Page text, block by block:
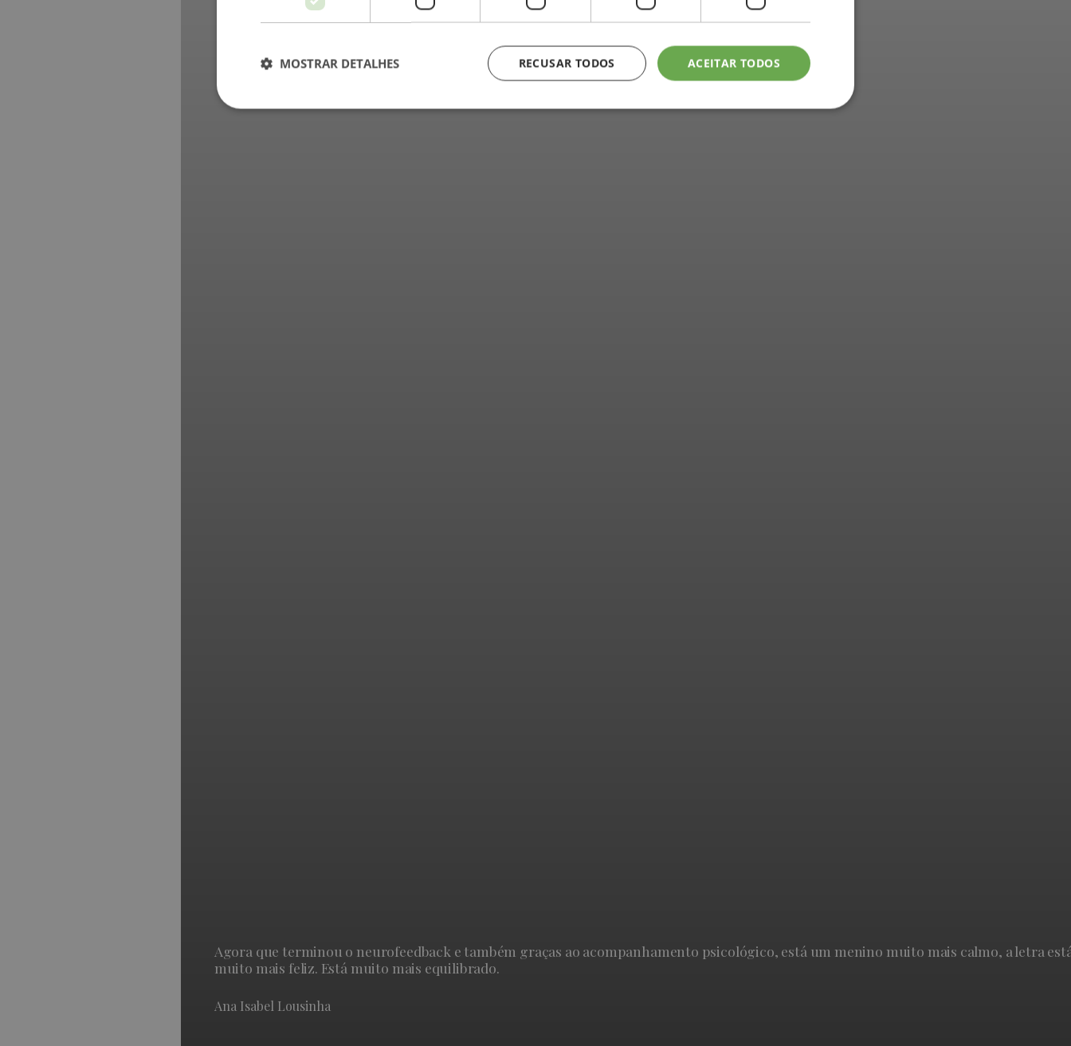
Agora que terminou o neurofeedback e também graças ao acompanhamento psicológico, está um menino muito mais calmo, a letra
muito mais feliz. Está muito mais equilibrado.
Ana Isabel Lousinha
ACEITAR TODOS
RECUSAR TODOS
MOSTRAR DETALHES